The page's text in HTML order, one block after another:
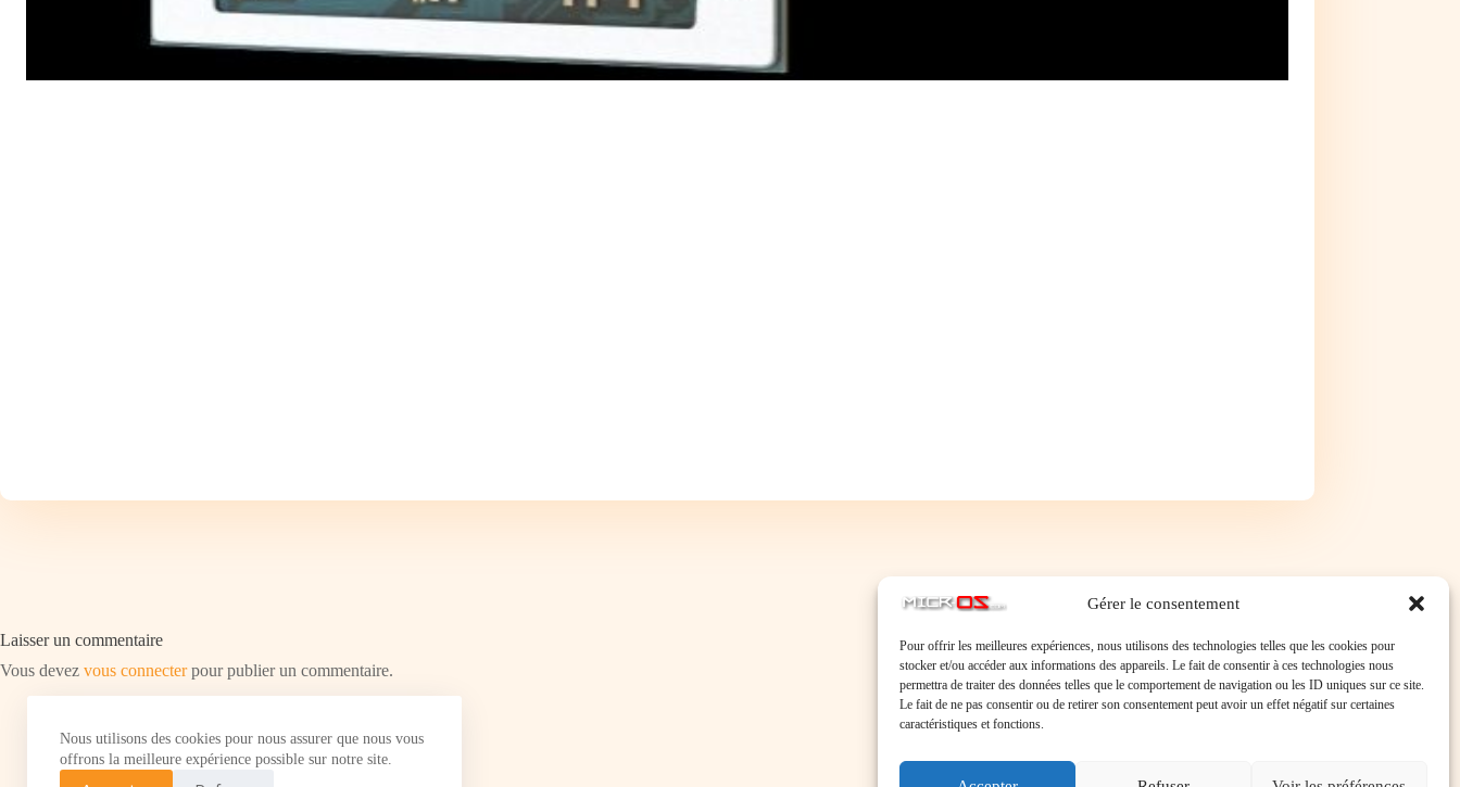
Gérer le consentement
Pour offrir les meilleures expériences, nous utilisons des technologies telles que les cookies pour
stocker et/ou accéder aux informations des appareils. Le fait de consentir à ces technologies nous
permettra de traiter des données telles que le comportement de navigation ou les ID uniques sur ce site.
Le fait de ne pas consentir ou de retirer son consentement peut avoir un effet négatif sur certaines
caractéristiques et fonctions.
Nous utilisons des cookies pour nous assurer que nous vous
offrons la meilleure expérience possible sur notre site.
Laisser un commentaire
Vous devez vous connecterpour publier un commentaire.